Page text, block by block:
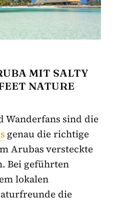
MIT SALTY
NATURE
sind die
genau die richtige
Arubas versteckte
Bei geführten
lokalen
die